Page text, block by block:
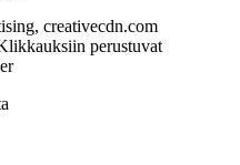
creativecdn.com
perustuvat